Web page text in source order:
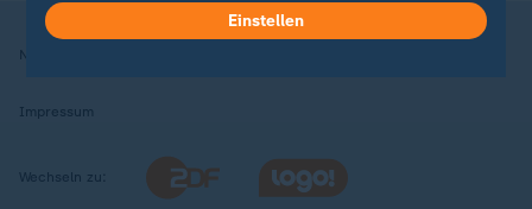
Nutzungsbedingungen
Impressum
Wechseln zu:
Hier findest du das Impressum.
Weitere Informationen findest du in unserer
Einstellen